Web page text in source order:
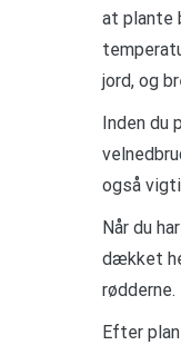
at plante
jord, og
Inden
også
Når du
dækket
rødderne.
Efter